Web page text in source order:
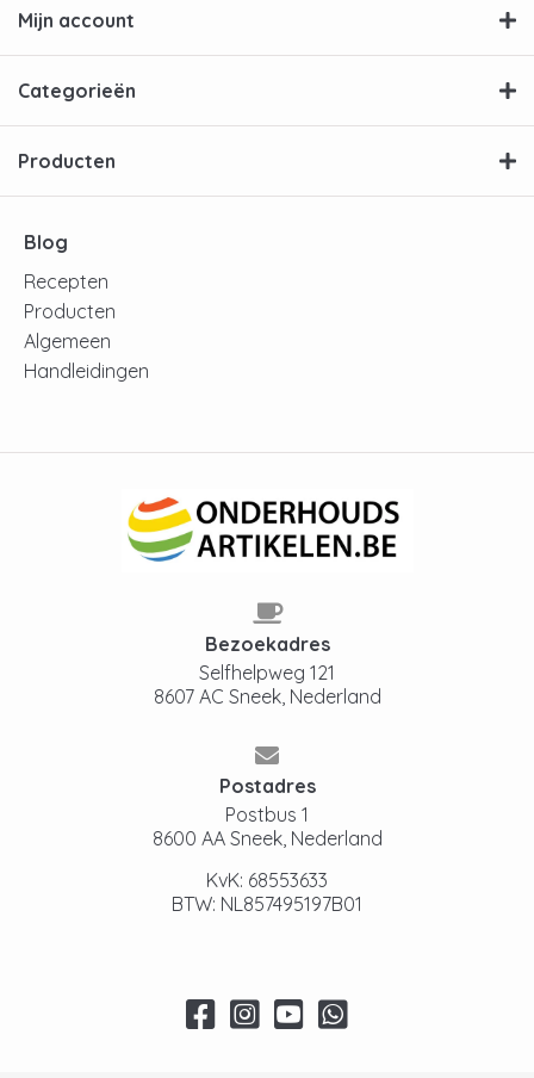
Mijn account
Categorieën
Producten
Blog
Recepten
Producten
Algemeen
Handleidingen
Bezoekadres
Selfhelpweg 121
8607 AC Sneek, Nederland
Postadres
Postbus 1
8600 AA Sneek, Nederland
KvK: 68553633
BTW: NL857495197B01